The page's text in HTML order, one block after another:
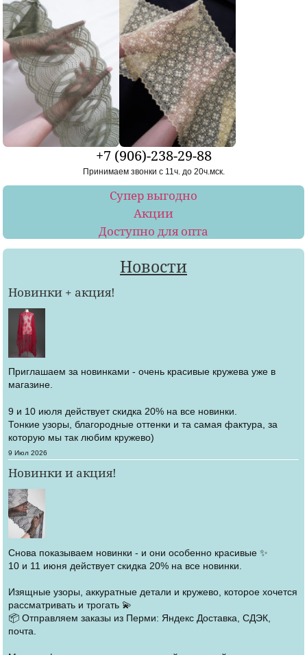
+7 (906)-238-29-88
Принимаем звонки с 11ч. до 20ч.мск.
Супер выгодно
Акции
Доступно для опта
Новости
Новинки + акция!
Приглашаем за новинками - очень красивые кружева уже в
магазине.
9 и 10 июля действует скидка 20% на все новинки.
Тонкие узоры, благородные оттенки и та самая фактура, за
которую мы так любим кружево)
Создано
9 Июл 2026
Новинки и акция!
Снова показываем новинки - и они особенно красивые ✨
10 и 11 июня действует скидка 20% на все новинки.
Изящные узоры, аккуратные детали и кружево, которое хочется
рассматривать и трогать 💫
📦 Отправляем заказы из Перми: Яндекс Доставка, СДЭК,
почта.